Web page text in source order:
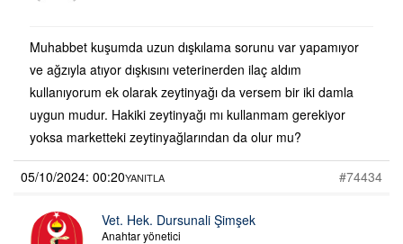
Muhabbet kuşumda uzun dışkılama sorunu var yapamıyor
ve ağzıyla atıyor dışkısını veterinerden ilaç aldım
kullanıyorum ek olarak zeytinyağı da versem bir iki damla
uygun mudur. Hakiki zeytinyağı mı kullanmam gerekiyor
yoksa marketteki zeytinyağlarından da olur mu?
05/10/2024: 00:20 #74434
YANITLA
Vet. Hek. Dursunali Şimşek
Anahtar yönetici